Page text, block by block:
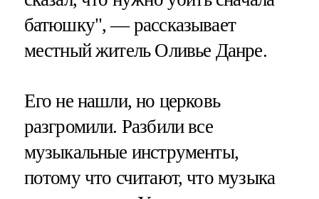
батюшку", — рассказывает
местный житель Оливье Данре.
Его не нашли, но церковь
разгромили. Разбили все
музыкальные инструменты,
потому что считают, что музыка